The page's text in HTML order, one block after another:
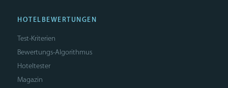
HOTELBEWERTUNGEN
Test-Kriterien
Bewertungs-Algorithmus
Hoteltester
Magazin